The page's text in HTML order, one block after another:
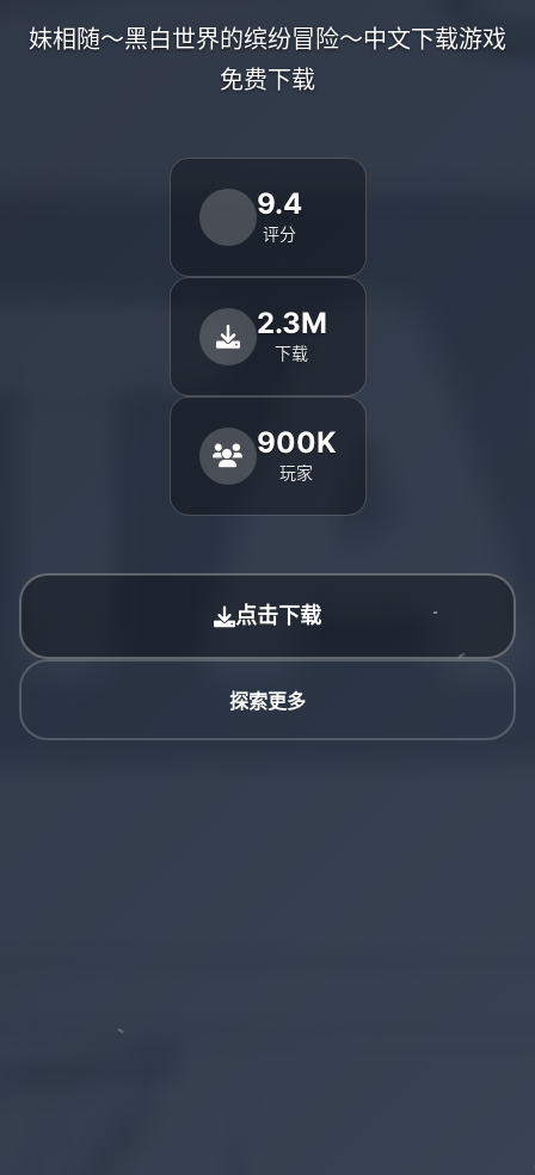
妹相随～黑白世界的缤纷冒险～中文下载游戏
免费下载
9.4
评分
2.3M
下载
900K
玩家
点击下载
探索更多